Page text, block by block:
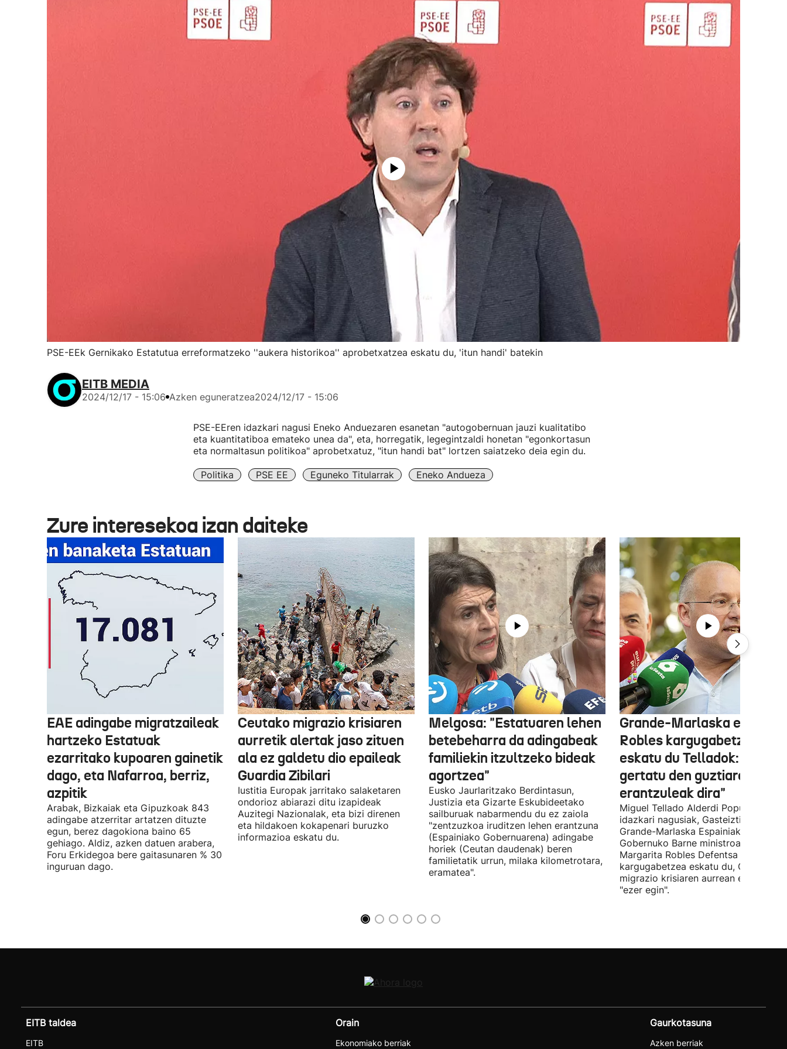
PSE-EEk Gernikako Estatutua erreformatzeko ''aukera historikoa'' aprobetxatzea eskatu du, 'itun handi' batekin
EITB MEDIA
2024/12/17 - 15:06 Azken eguneratzea2024/12/17 - 15:06
PSE-EEren idazkari nagusi Eneko Anduezaren esanetan "autogobernuan jauzi kualitatibo
eta kuantitatiboa emateko unea da", eta, horregatik, legegintzaldi honetan "egonkortasun
eta normaltasun politikoa" aprobetxatuz, "itun handi bat" lortzen saiatzeko deia egin du.
Politika PSE EE Eguneko Titularrak Eneko Andueza
Zure interesekoa izan daiteke
EAE adingabe migratzaileak
hartzeko Estatuak
ezarritako kupoaren gainetik
dago, eta Nafarroa, berriz,
azpitik
Arabak, Bizkaiak eta Gipuzkoak 843
adingabe atzerritar artatzen dituzte
egun, berez dagokiona baino 65
gehiago. Aldiz, azken datuen arabera,
Foru Erkidegoa bere gaitasunaren % 30
inguruan dago.
Ceutako migrazio krisiaren
aurretik alertak jaso zituen
ala ez galdetu dio epaileak
Guardia Zibilari
Iustitia Europak jarritako salaketaren
ondorioz abiarazi ditu izapideak
Auzitegi Nazionalak, eta bizi direnen
eta hildakoen kokapenari buruzko
informazioa eskatu du.
Melgosa: "Estatuaren lehen
betebeharra da adingabeak
familiekin itzultzeko bideak
agortzea"
Eusko Jaurlaritzako Berdintasun,
Justizia eta Gizarte Eskubideetako
sailburuak nabarmendu du ez zaiola
"zentzuzkoa iruditzen lehen erantzuna
(Espainiako Gobernuarena) adingabe
horiek (Ceutan daudenak) beren
familietatik urrun, milaka kilometrotara,
eramatea".
Grande-Marlaska eta
Robles kargugabetzea
eskatu du Telladok:
gertatu den guztiaren
erantzuleak dira"
Miguel Tellado Alderdi Popularraren
idazkari nagusiak, Gasteiztik,
Grande-Marlaska Espainiako
Gobernuko Barne ministroa eta
Margarita Robles Defentsa ministroa
kargugabetzea eskatu du, Ceutako
migrazio krisiaren aurrean ez
"ezer egin".
EITB taldea
EITB
Orain
Ekonomiako berriak
Gaurkotasuna
Azken berriak